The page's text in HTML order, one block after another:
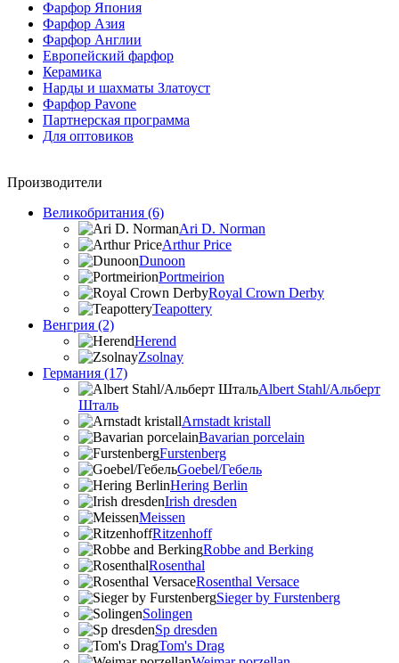
Фарфор Япония
Фарфор Азия
Фарфор Англии
Европейский фарфор
Керамика
Нарды и шахматы Златоуст
Фарфор Pavone
Партнерская программа
Для оптовиков
Производители
Великобритания (6)
Ari D. Norman
Arthur Price
Dunoon
Portmeirion
Royal Crown Derby
Teapottery
Венгрия (2)
Herend
Zsolnay
Германия (17)
Albert Stahl/Альбеpт
Шталь
Arnstadt kristall
Bavarian porcelain
Furstenberg
Goebel/Гебель
Hering Berlin
Irish dresden
Meissen
Ritzenhoff
Robbe and Berking
Rosenthal
Rosenthal Versace
Sieger by Furstenberg
Solingen
Sp dresden
Tom's Drag